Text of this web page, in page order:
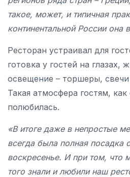
такое, может, и типичная
континентальной России она
Ресторан устраивал для
готовка у гостей на глазах,
освещение – торшеры,
Такая атмосфера гостям, как
полюбилась.
«В итоге даже в непростые
всегда была полная посадка
воскресенье. И при том, что
того знали и любили наш